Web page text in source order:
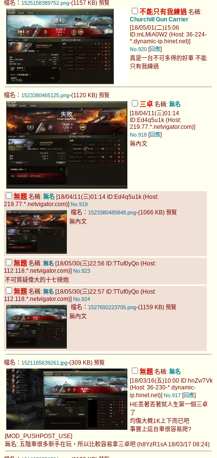
檔名： 1525158389752.png-(1157 KB) 預覽
不能只有我練過 名稱:
Churchill Gun Carrier
[18/05/01(二)15:06
ID:mLMiA0W2 (Host: 36-224-
*.dynamic-ip.hinet.net)]
No.920 [回應]
真是一台不可多得的好車 不能
只有我練過
檔名： 1523380465125.png-(1120 KB) 預覽
三卓 名稱: 無名
[18/04/11(三)01:14
ID:Ed4q5u1k (Host:
219.77.*.netvigator.com)]
No.918 [回應]
無內文
無題 名稱: 無名 [18/04/11(三)01:14 ID:Ed4q5u1k (Host:
219.77.*.netvigator.com)] No.919
檔名： 1523380485848.png-(1066 KB) 預覽
無內文
無題 名稱: 無名 [18/05/30(三)22:56 ID:TTuf0yQo (Host:
112.118.*.netvigator.com)] No.923
不可質疑偉大的十七磅炮
無題 名稱: 無名 [18/05/30(三)22:57 ID:TTuf0yQo (Host:
112.118.*.netvigator.com)] No.924
檔名： 1527692223705.png-(1159 KB) 預覽
無內文
檔名： 1521165639261.jpg-(309 KB) 預覽
無題 名稱: 無名
[18/03/16(五)10:00 ID:hnZv/7Vk
(Host: 36-230-*.dynamic-
ip.hinet.net)] No.917 [回應]
HE丟著丟著就人生第一個三卓
了
均傷大概1K上下而已吧
事實上這台車很容易爬?
[MOD_PUSHPOST_USE]
無名: 五階車很多新手在玩，所以比較容易拿三卓吧 (h8YzR1sA 18/03/17 08:24)